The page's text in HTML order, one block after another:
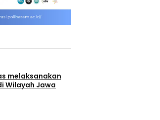
melaksanakan
Wilayah Jawa